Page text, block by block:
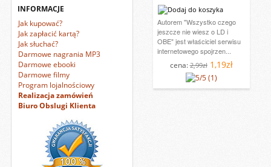
INFORMACJE
Jak kupować?
Jak zapłacić kartą?
Jak słuchać?
Darmowe nagrania MP3
Darmowe ebooki
Darmowe filmy
Program lojalnościowy
Realizacja zamówień
Biuro Obslugi Klienta
Autorem "Wszystko czego
jeszcze nie wiesz o LD i
OBE" jest właściciel serwisu
internetowego spojrzen...
cena: 2,99zł 1,19zł
(1)